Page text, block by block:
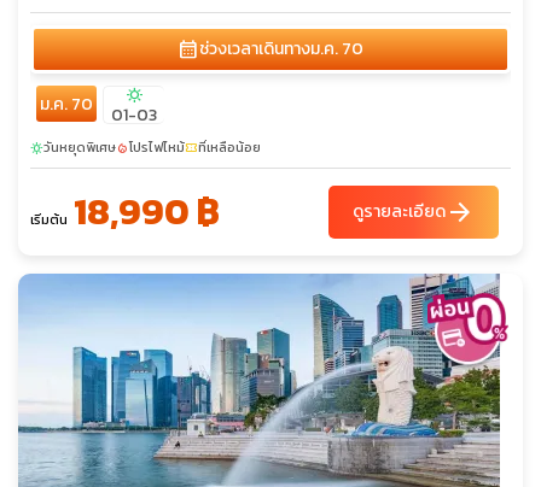
calendar_monthช่วงเวลาเดินทางม.ค. 70
ม.ค. 70 sunny
01-03
sunnyวันหยุดพิเศษlocal_fire_departmentโปรไฟไหม้confirmation_numberที่เหลือน้อย
เริ่มต้น 18,990 ฿ ดูรายละเอียดarrow_forward